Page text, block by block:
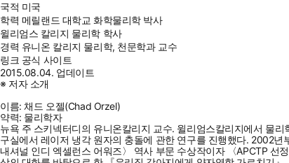
국적 미국
학력 메릴랜드 대학교 화학물리학 박사
윌리엄스 칼리지 물리학 학사
경력 유니온 칼리지 물리학, 천문학과 교수
링크 공식 사이트
2015.08.04. 업데이트
※ 저자 소개
이름: 채드 오젤(Chad Orzel)
약력: 물리학자
뉴욕 주 스키넥터디의 유니온칼리지 교수. 윌리엄스칼리지에서 물
구실에서 레이저 냉각 원자의 충돌에 관한 연구를 진행했다. 2002
내셔널 인디 엑셀런스 어워즈〉 역사 부문 수상작이자 〈APCTP